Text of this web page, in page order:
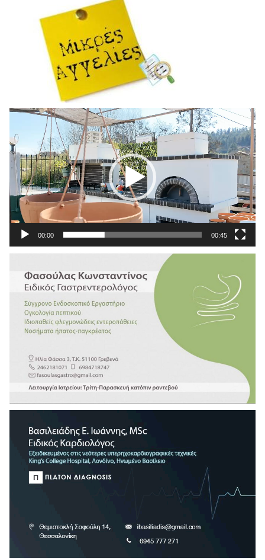
Πρόγραμμα
Αναπαραγωγής
Βίντεο
00:00 00:45